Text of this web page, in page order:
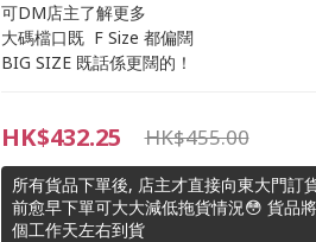
可DM店主了解更多
大碼檔口既  F Size 都偏闊
BIG SIZE 既話係更闊的！
HK$432.25 HK$455.00
所有貨品下單後, 店主才直接向東大門訂
前愈早下單可大大減低拖貨情況😳 貨品
個工作天左右到貨